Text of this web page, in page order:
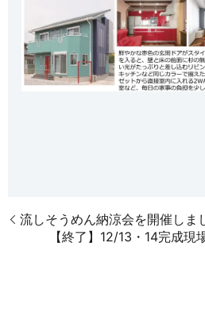
流しそうめん納涼会を開催しま
【終了】12/13・14完成現